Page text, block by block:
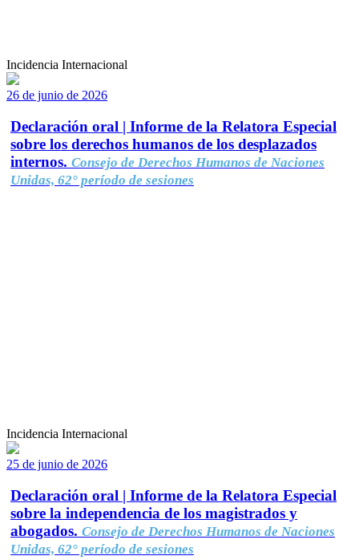
Incidencia Internacional
26 de junio de 2026
Declaración oral | Informe de la Relatora Especial
sobre los derechos humanos de los desplazados
internos. Consejo de Derechos Humanos de Naciones
Unidas, 62° período de sesiones
Incidencia Internacional
25 de junio de 2026
Declaración oral | Informe de la Relatora Especial
sobre la independencia de los magistrados y
abogados. Consejo de Derechos Humanos de Naciones
Unidas, 62° período de sesiones